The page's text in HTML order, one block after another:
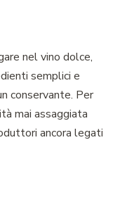
nel vino dolce,
semplici e
conservante. Per
mai assaggiata
ancora legati